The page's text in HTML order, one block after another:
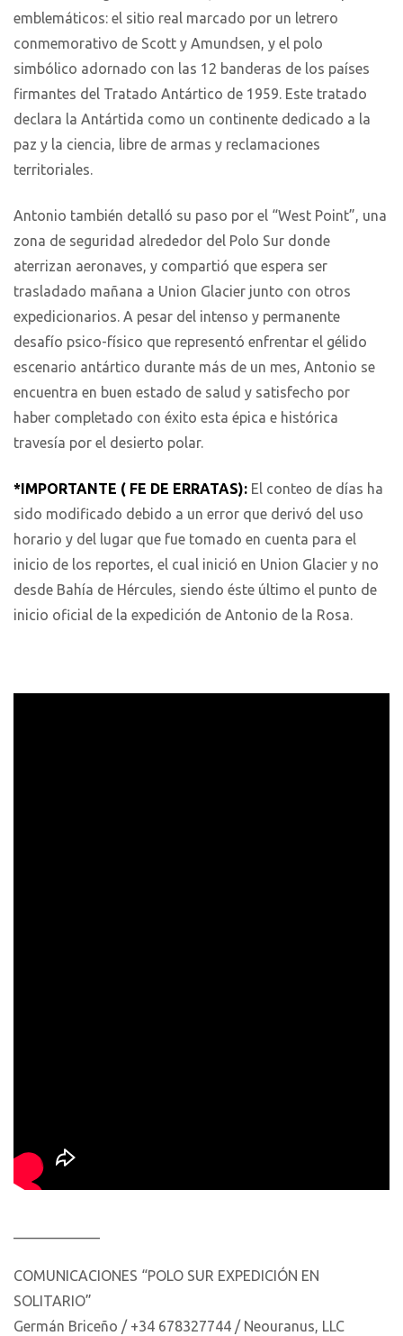
emblemáticos: el sitio real marcado por un letrero
conmemorativo de Scott y Amundsen, y el polo
simbólico adornado con las 12 banderas de los países
firmantes del Tratado Antártico de 1959. Este tratado
declara la Antártida como un continente dedicado a la
paz y la ciencia, libre de armas y reclamaciones
territoriales.
Antonio también detalló su paso por el “West Point”, una
zona de seguridad alrededor del Polo Sur donde
aterrizan aeronaves, y compartió que espera ser
trasladado mañana a Union Glacier junto con otros
expedicionarios. A pesar del intenso y permanente
desafío psico-físico que representó enfrentar el gélido
escenario antártico durante más de un mes, Antonio se
encuentra en buen estado de salud y satisfecho por
haber completado con éxito esta épica e histórica
travesía por el desierto polar.
*IMPORTANTE ( FE DE ERRATAS): El conteo de días ha
sido modificado debido a un error que derivó del uso
horario y del lugar que fue tomado en cuenta para el
inicio de los reportes, el cual inició en Union Glacier y no
desde Bahía de Hércules, siendo éste último el punto de
inicio oficial de la expedición de Antonio de la Rosa.
COMUNICACIONES “POLO SUR EXPEDICIÓN EN
SOLITARIO”
Germán Briceño / +34 678327744 / Neouranus, LLC